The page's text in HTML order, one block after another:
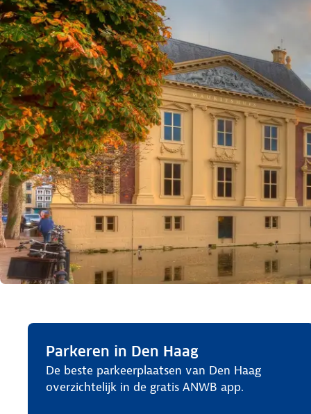
Parkeren in Den Haag
De beste parkeerplaatsen van Den Haag
overzichtelijk in de gratis ANWB app.